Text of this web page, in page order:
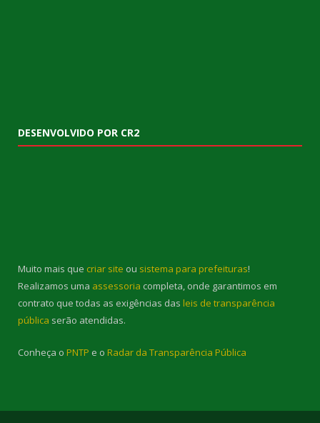
DESENVOLVIDO POR CR2
Muito mais que criar site ou sistema para prefeituras!
Realizamos uma assessoria completa, onde garantimos em
contrato que todas as exigências das leis de transparência
pública serão atendidas.
Conheça o PNTP e o Radar da Transparência Pública